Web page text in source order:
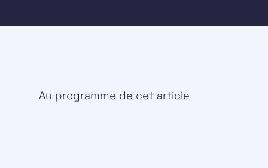
Au programme de cet article